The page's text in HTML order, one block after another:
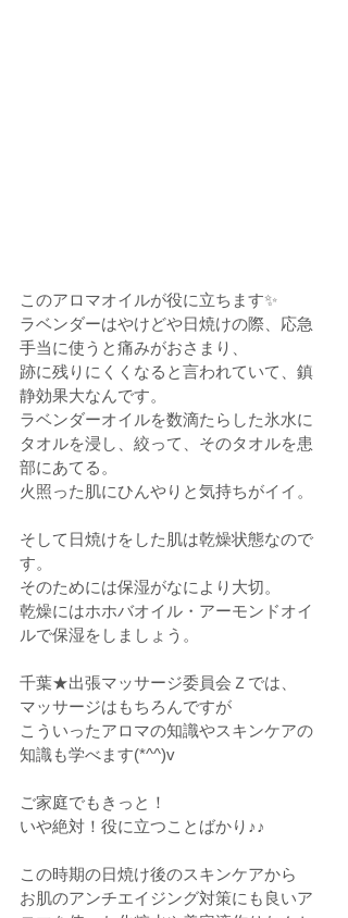
このアロマオイルが役に立ちます✨
ラベンダーはやけどや日焼けの際、応急
手当に使うと痛みがおさまり、
跡に残りにくくなると言われていて、鎮
静効果大なんです。
ラベンダーオイルを数滴たらした氷水に
タオルを浸し、絞って、そのタオルを患
部にあてる。
火照った肌にひんやりと気持ちがイイ。
そして日焼けをした肌は乾燥状態なので
す。
そのためには保湿がなにより大切。
乾燥にはホホバオイル・アーモンドオイ
ルで保湿をしましょう。
千葉★出張マッサージ委員会Ｚでは、
マッサージはもちろんですが
こういったアロマの知識やスキンケアの
知識も学べます(*^^)v
ご家庭でもきっと！
いや絶対！役に立つことばかり♪♪
この時期の日焼け後のスキンケアから
お肌のアンチエイジング対策にも良いア